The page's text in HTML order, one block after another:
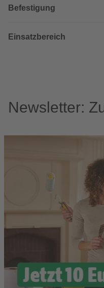
Befestigung
Einsatzbereich
Newsletter: